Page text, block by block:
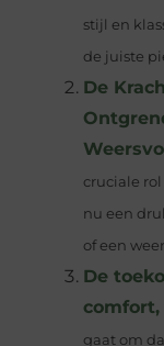
stijl en
de juiste
De
cruciale
nu een
of een
De
gaat om